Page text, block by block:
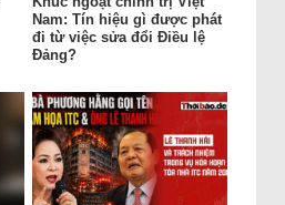
Nam: Tín hiệu gì được phát
đi từ việc sửa đổi Điều lệ
Đảng?